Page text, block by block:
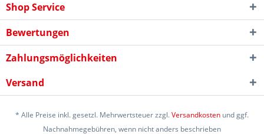
Shop Service
Bewertungen
Zahlungsmöglichkeiten
Versand
* Alle Preise inkl. gesetzl. Mehrwertsteuer zzgl.Versandkosten und ggf.
Nachnahmegebühren, wenn nicht anders beschrieben